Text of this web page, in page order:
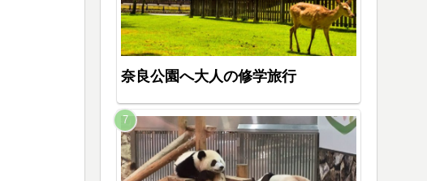
奈良公園へ大人の修学旅行